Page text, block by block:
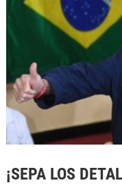
¡SEPA LOS